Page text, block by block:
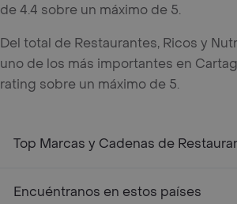
de 4.4 sobre un máximo de 5.
Del total de Restaurantes, Ricos y
uno de los más importantes en
rating sobre un máximo de 5.
Top Marcas y Cadenas de
Encuéntranos en estos países